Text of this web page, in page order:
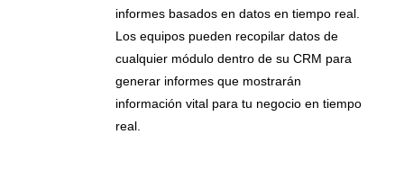
informes basados en datos en tiempo real.
Los equipos pueden recopilar datos de
cualquier módulo dentro de su CRM para
generar informes que mostrarán
información vital para tu negocio en tiempo
real.